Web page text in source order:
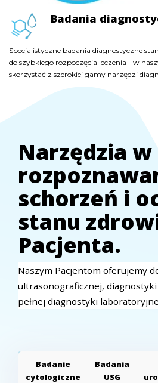
Badania
Specjalistyczne badania diagnostyczne
do szybkiego rozpoczęcia leczenia - w
skorzystać z szerokiej gamy narzędzi
Badania
Specjalistyczne badania diagnostyczne
do szybkiego rozpoczęcia leczenia - w
skorzystać z szerokiej gamy narzędzi
Badania
Specjalistyczne badania diagnostyczne
do szybkiego rozpoczęcia leczenia - w
skorzystać z szerokiej gamy narzędzi
Narzędzia w
schorzeń i
stanu
Pacjenta.
Naszym Pacjentom oferujemy
ultrasonograficznej,
pełnej diagnostyki
Badanie
cytologiczne
Badania
USG